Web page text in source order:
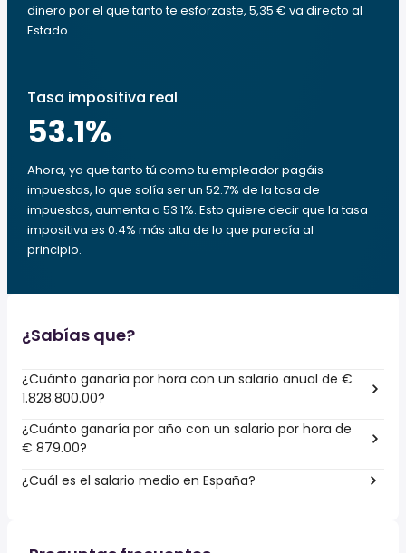
dinero por el que tanto te esforzaste, 5,35 € va directo al
Estado.
Tasa impositiva real
53.1%
Ahora, ya que tanto tú como tu empleador pagáis
impuestos, lo que solía ser un 52.7% de la tasa de
impuestos, aumenta a 53.1%. Esto quiere decir que la tasa
impositiva es 0.4% más alta de lo que parecía al
principio.
¿Sabías que?
¿Cuánto ganaría por hora con un salario anual de €
1.828.800.00?
¿Cuánto ganaría por año con un salario por hora de
€ 879.00?
¿Cuál es el salario medio en España?